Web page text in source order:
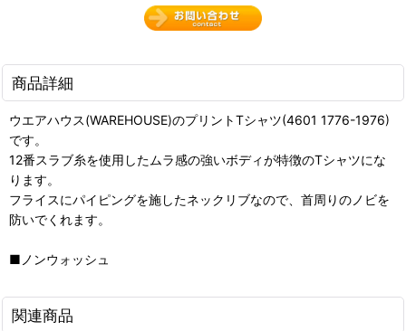
商品詳細
ウエアハウス(WAREHOUSE)のプリントTシャツ(4601 1776-1976)
です。
12番スラブ糸を使用したムラ感の強いボディが特徴のTシャツにな
ります。
フライスにパイピングを施したネックリブなので、首周りのノビを
防いでくれます。
■ノンウォッシュ
関連商品